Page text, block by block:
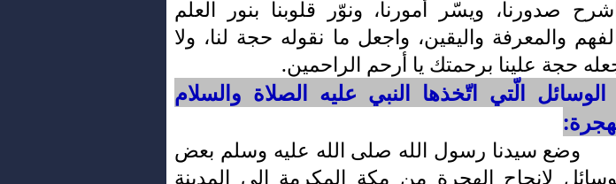
صدورنا، ويسّر أمورنا، ونوّر قلوبنا بنور العلم
والمعرفة واليقين، واجعل ما نقوله حجة لنا، ولا
حجة علينا برحمتك يا أرحم الراحمين.
الوسائل الّتي اتّخذها النبي عليه الصلاة والسلام
وضع سيدنا رسول الله صلى الله عليه وسلم بعض
لإنجاح الهجرة من مكة المكرمة إلى المدينة